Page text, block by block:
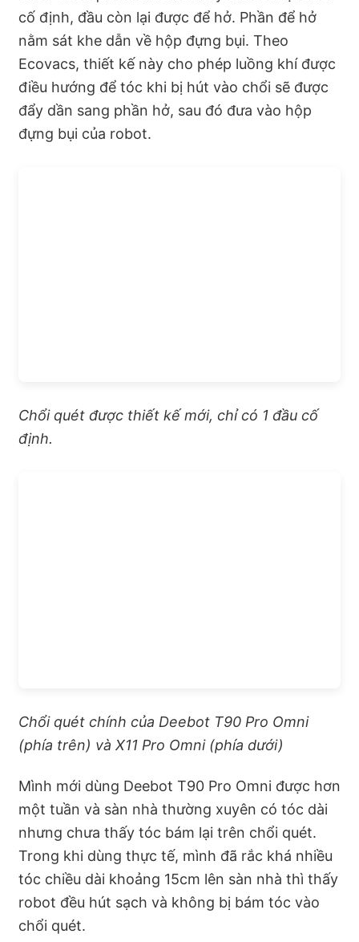
cố định, đầu còn lại được để hở. Phần để hở
nằm sát khe dẫn về hộp đựng bụi. Theo
Ecovacs, thiết kế này cho phép luồng khí được
điều hướng để tóc khi bị hút vào chổi sẽ được
đẩy dần sang phần hở, sau đó đưa vào hộp
đựng bụi của robot.
Chổi quét được thiết kế mới, chỉ có 1 đầu cố
định.
Chổi quét chính của Deebot T90 Pro Omni
(phía trên) và X11 Pro Omni (phía dưới)
Mình mới dùng Deebot T90 Pro Omni được hơn
một tuần và sàn nhà thường xuyên có tóc dài
nhưng chưa thấy tóc bám lại trên chổi quét.
Trong khi dùng thực tế, mình đã rắc khá nhiều
tóc chiều dài khoảng 15cm lên sàn nhà thì thấy
robot đều hút sạch và không bị bám tóc vào
chổi quét.